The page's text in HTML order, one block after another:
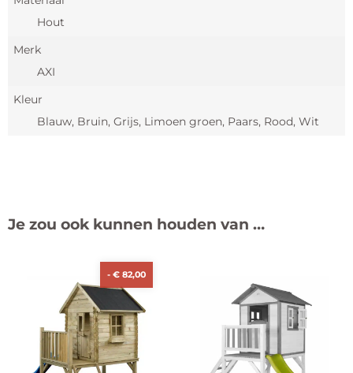
Hout
Merk
AXI
Kleur
Blauw, Bruin, Grijs, Limoen groen, Paars, Rood, Wit
Je zou ook kunnen houden van …
-€ 82,00